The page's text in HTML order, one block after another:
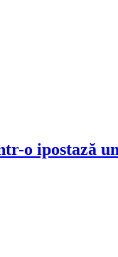
o ipostază